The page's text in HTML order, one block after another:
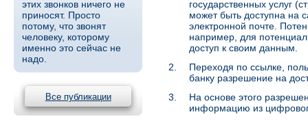
этих звонков ничего не
приносят. Просто
потому, что звонят
человеку, которому
именно это сейчас не
надо.
Все публикации
государственных услуг
может быть доступна на
электронной почте.
например, для
доступ к своим данным.
2.
Переходя по ссылке,
банку разрешение на
3.
На основе этого
информацию из